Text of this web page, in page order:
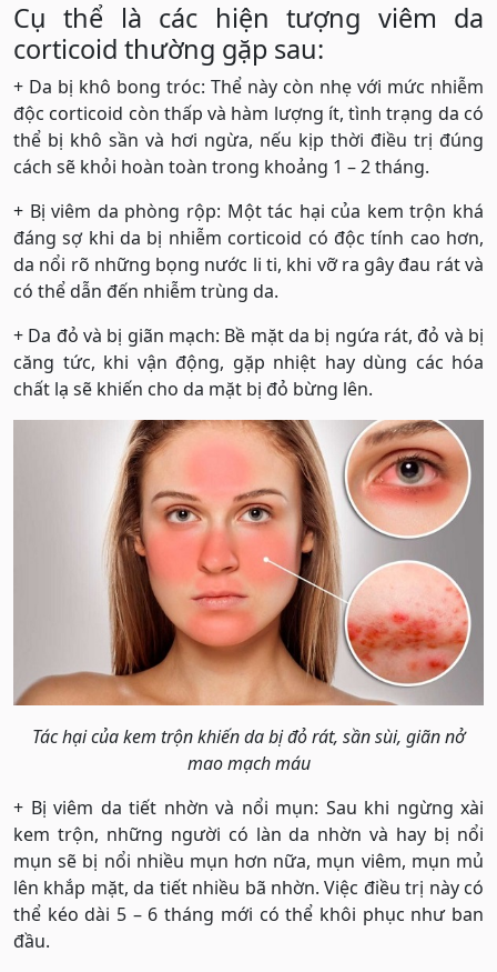
Cụ thể là các hiện tượng viêm da
corticoid thường gặp sau:
+ Da bị khô bong tróc: Thể này còn nhẹ với mức nhiễm
độc corticoid còn thấp và hàm lượng ít, tình trạng da có
thể bị khô sần và hơi ngừa, nếu kịp thời điều trị đúng
cách sẽ khỏi hoàn toàn trong khoảng 1 – 2 tháng.
+ Bị viêm da phòng rộp: Một tác hại của kem trộn khá
đáng sợ khi da bị nhiễm corticoid có độc tính cao hơn,
da nổi rõ những bọng nước li ti, khi vỡ ra gây đau rát và
có thể dẫn đến nhiễm trùng da.
+ Da đỏ và bị giãn mạch: Bề mặt da bị ngứa rát, đỏ và bị
căng tức, khi vận động, gặp nhiệt hay dùng các hóa
chất lạ sẽ khiến cho da mặt bị đỏ bừng lên.
Tác hại của kem trộn khiến da bị đỏ rát, sần sùi, giãn nở
mao mạch máu
+ Bị viêm da tiết nhờn và nổi mụn: Sau khi ngừng xài
kem trộn, những người có làn da nhờn và hay bị nổi
mụn sẽ bị nổi nhiều mụn hơn nữa, mụn viêm, mụn mủ
lên khắp mặt, da tiết nhiều bã nhờn. Việc điều trị này có
thể kéo dài 5 – 6 tháng mới có thể khôi phục như ban
đầu.